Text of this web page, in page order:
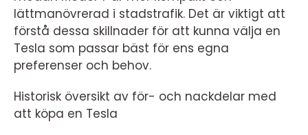
lättmanövrerad i stadstrafik. Det är viktigt att
förstå dessa skillnader för att kunna välja en
Tesla som passar bäst för ens egna
preferenser och behov.
Historisk översikt av för- och nackdelar med
att köpa en Tesla